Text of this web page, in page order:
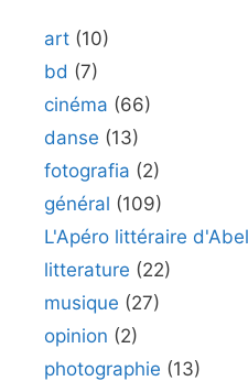
art (10)
bd (7)
cinéma (66)
danse (13)
fotografia (2)
général (109)
L'Apéro littéraire
litterature (22)
musique (27)
opinion (2)
photographie (13)